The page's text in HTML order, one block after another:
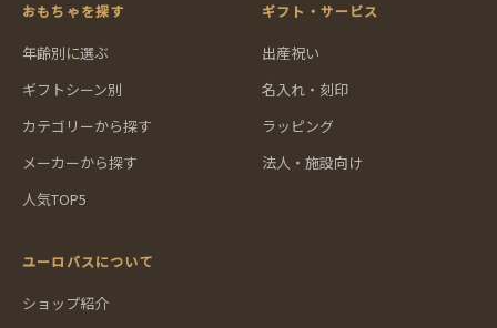
おもちゃを探す
年齢別に選ぶ
ギフトシーン別
カテゴリーから探す
メーカーから探す
人気TOP5
ギフト・サービス
出産祝い
名入れ・刻印
ラッピング
法人・施設向け
ユーロバスについて
ショップ紹介